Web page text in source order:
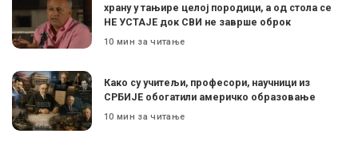
храну у тањире целој породици, а од стола се
НЕ УСТАЈЕ док СВИ не заврше оброк
10 мин за читање
Како су учитељи, професори, научници из
СРБИЈЕ обогатили америчко образовање
10 мин за читање